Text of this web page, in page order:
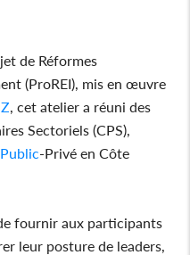
de Réformes
(ProREI), mis en œuvre
, cet atelier a réuni des
Sectoriels (CPS),
Public-Privé en Côte
fournir aux participants
leur posture de leaders,